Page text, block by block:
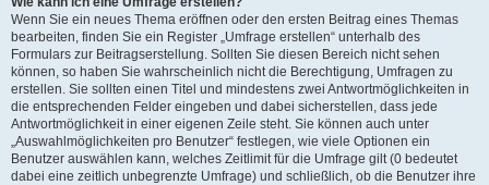
Wenn Sie ein neues Thema eröffnen oder den ersten Beitrag eines Themas
bearbeiten, finden Sie ein Register „Umfrage erstellen“ unterhalb des
Formulars zur Beitragserstellung. Sollten Sie diesen Bereich nicht sehen
können, so haben Sie wahrscheinlich nicht die Berechtigung, Umfragen zu
erstellen. Sie sollten einen Titel und mindestens zwei Antwortmöglichkeiten in
die entsprechenden Felder eingeben und dabei sicherstellen, dass jede
Antwortmöglichkeit in einer eigenen Zeile steht. Sie können auch unter
„Auswahlmöglichkeiten pro Benutzer“ festlegen, wie viele Optionen ein
Benutzer auswählen kann, welches Zeitlimit für die Umfrage gilt (0 bedeutet
dabei eine zeitlich unbegrenzte Umfrage) und schließlich, ob die Benutzer ihre